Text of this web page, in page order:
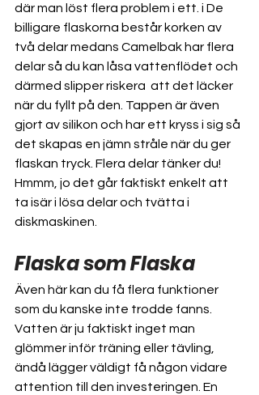
där man löst flera problem i ett. i De
billigare flaskorna består korken av
två delar medans Camelbak har flera
delar så du kan låsa vattenflödet och
därmed slipper riskera  att det läcker
när du fyllt på den. Tappen är även
gjort av silikon och har ett kryss i sig så
det skapas en jämn stråle när du ger
flaskan tryck. Flera delar tänker du!
Hmmm, jo det går faktiskt enkelt att
ta isär i lösa delar och tvätta i
diskmaskinen.
Flaska som Flaska
Även här kan du få flera funktioner
som du kanske inte trodde fanns.
Vatten är ju faktiskt inget man
glömmer inför träning eller tävling,
ändå lägger väldigt få någon vidare
attention till den investeringen. En